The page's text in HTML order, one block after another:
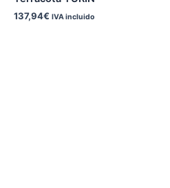
137,94€ IVA incluido